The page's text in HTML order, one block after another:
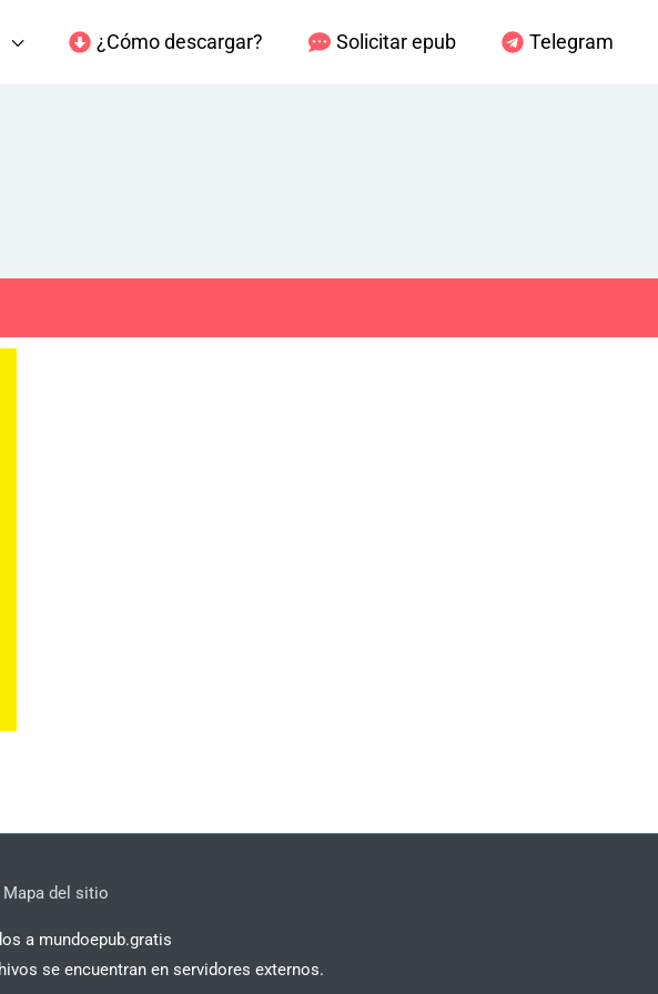
¿Cómo descargar? Solicitar epub Telegram
Mapa del sitio
a mundoepub.gratis
se encuentran en servidores externos.